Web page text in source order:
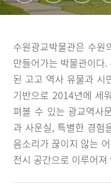
수원광교박물관은 수원
만들어가는 박물관이다
된 고고 역사 유물과 시
기반으로 2014년에 세
펴볼 수 있는 광교역사
과 사운실, 특별한 경험
음소리가 끊이지 않는
전시 공간으로 이루어져